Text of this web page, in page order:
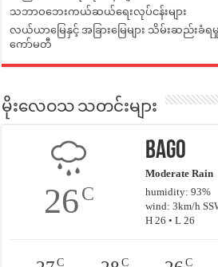
သဘာဝဘေးကယ်ဆယ်ရေးလုပ်ငန်းများ
လယ်ယာမြေနှင့် အခြားမြေများ သိမ်းဆည်းခံရ
ကော်မတီ
မိုးလေဝသ သတင်းများ
26C
Bago
Moderate Rain
humidity: 93%
wind: 3km/h
H 26 • L 26
C C C